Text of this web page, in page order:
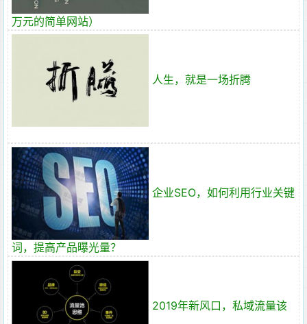
万元的简单网站）
人生，就是一场折腾
企业SEO，如何利用行业关键
词，提高产品曝光量？
2019年新风口，私域流量该